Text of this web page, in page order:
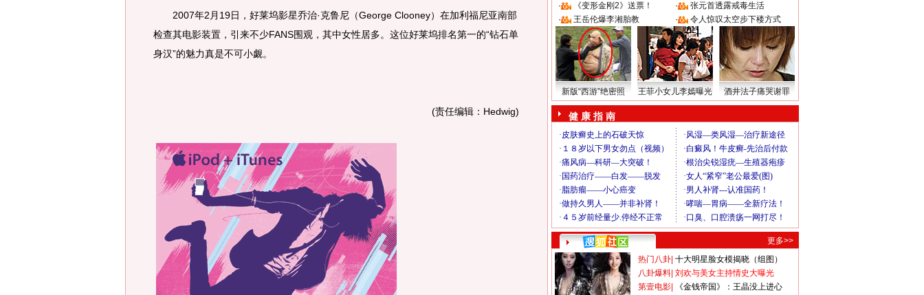
2007年2月19日，好莱坞影星乔治·克鲁尼（George Clooney）在加利福尼亚南部
检查其电影装置，引来不少FANS围观，其中女性居多。这位好莱坞排名第一的“钻石单
身汉”的魅力真是不可小觑。
(责任编辑：Hedwig)
·
《变形金刚2》送票！ ·
张元首透露戒毒生活
·
王岳伦爆李湘胎教 · 令人惊叹太空步下楼方式
新版“西游”绝密照 王菲小女儿李嫣曝光 酒井法子痛哭谢罪
健 康 指 南
更多>>
热门八卦 十大明星脸女模揭晓（组图）
八卦爆料 刘欢与美女主持情史大曝光
第壹电影
《金钱帝国》：王晶没上进心